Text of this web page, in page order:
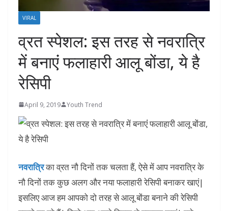
VIRAL
व्रत स्पेशल: इस तरह से नवरात्रि
में बनाएंं फलाहारी आलू बोंडा, ये है
रेसिपी
April 9, 2019 Youth Trend
नवरात्रिका व्रत नौ दिनों तक चलता हैं, ऐसे में आप नवरात्रि के
नौ दिनों तक कुछ अलग और नया फलाहारी रेसिपी बनाकर खाएं|
इसलिए आज हम आपको दो तरह से आलू बोंडा बनाने की रेसिपी